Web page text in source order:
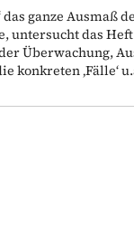
das ganze
das
Überwachung,
‚Fälle‘